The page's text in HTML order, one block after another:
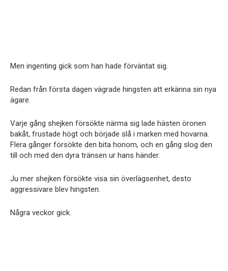
Men ingenting gick som han hade förväntat sig.
Redan från första dagen vägrade hingsten att erkänna sin nya
ägare.
Varje gång shejken försökte närma sig lade hästen öronen
bakåt, frustade högt och började slå i marken med hovarna.
Flera gånger försökte den bita honom, och en gång slog den
till och med den dyra tränsen ur hans händer.
Ju mer shejken försökte visa sin överlägsenhet, desto
aggressivare blev hingsten.
Några veckor gick.